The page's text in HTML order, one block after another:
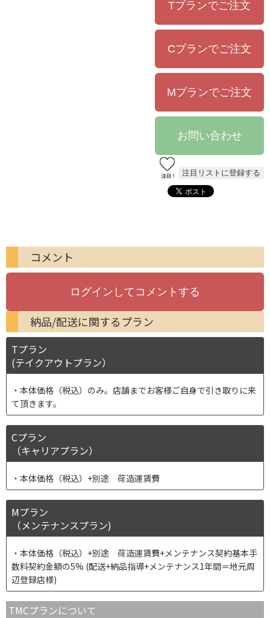
コメント
納品/配送に関するプラン
Tプラン
(テイクアウトプラン）
本体価格（税込）のみ。店舗までお客様ご自身で引き取りに来
て頂きます。
Cプラン
（キャリアプラン）
本体価格（税込）+別途 荷造運賃費
Mプラン
（メンテナンスプラン)
本体価格（税込）+別途 荷造運賃費+メンテナンス契約基本手
数料契約金額の5% (配送+納品指導+メンテナンス1年間＝地元周
辺登録店様)
TMCプランについて